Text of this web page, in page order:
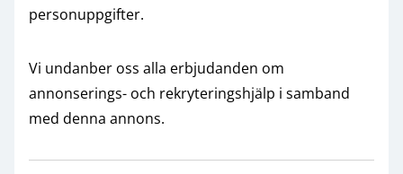
personuppgifter.
Vi undanber oss alla erbjudanden om
annonserings- och rekryteringshjälp i samband
med denna annons.